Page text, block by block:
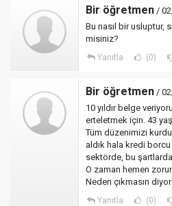
Bir öğretmen /
Bu nasıl bir usluptur,
misiniz?
Yanıtla (0)
Bir öğretmen /
10 yıldır belge
erteletmek için. 43
Tüm düzenimizi
aldık hala kredi
sektörde, bu
O zaman hemen
Neden çıkmasın
Yanıtla (0)